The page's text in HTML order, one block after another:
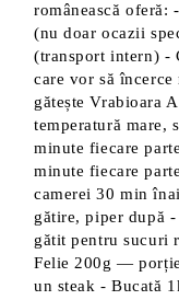
românească oferă:
(nu doar ocazii
(transport intern) -
care vor să încerce
gătește Vrabioara
temperatură mare,
minute fiecare
minute fiecare
camerei 30 min
gătire, piper după -
gătit pentru sucuri
Felie 200g —
un steak - Bucată